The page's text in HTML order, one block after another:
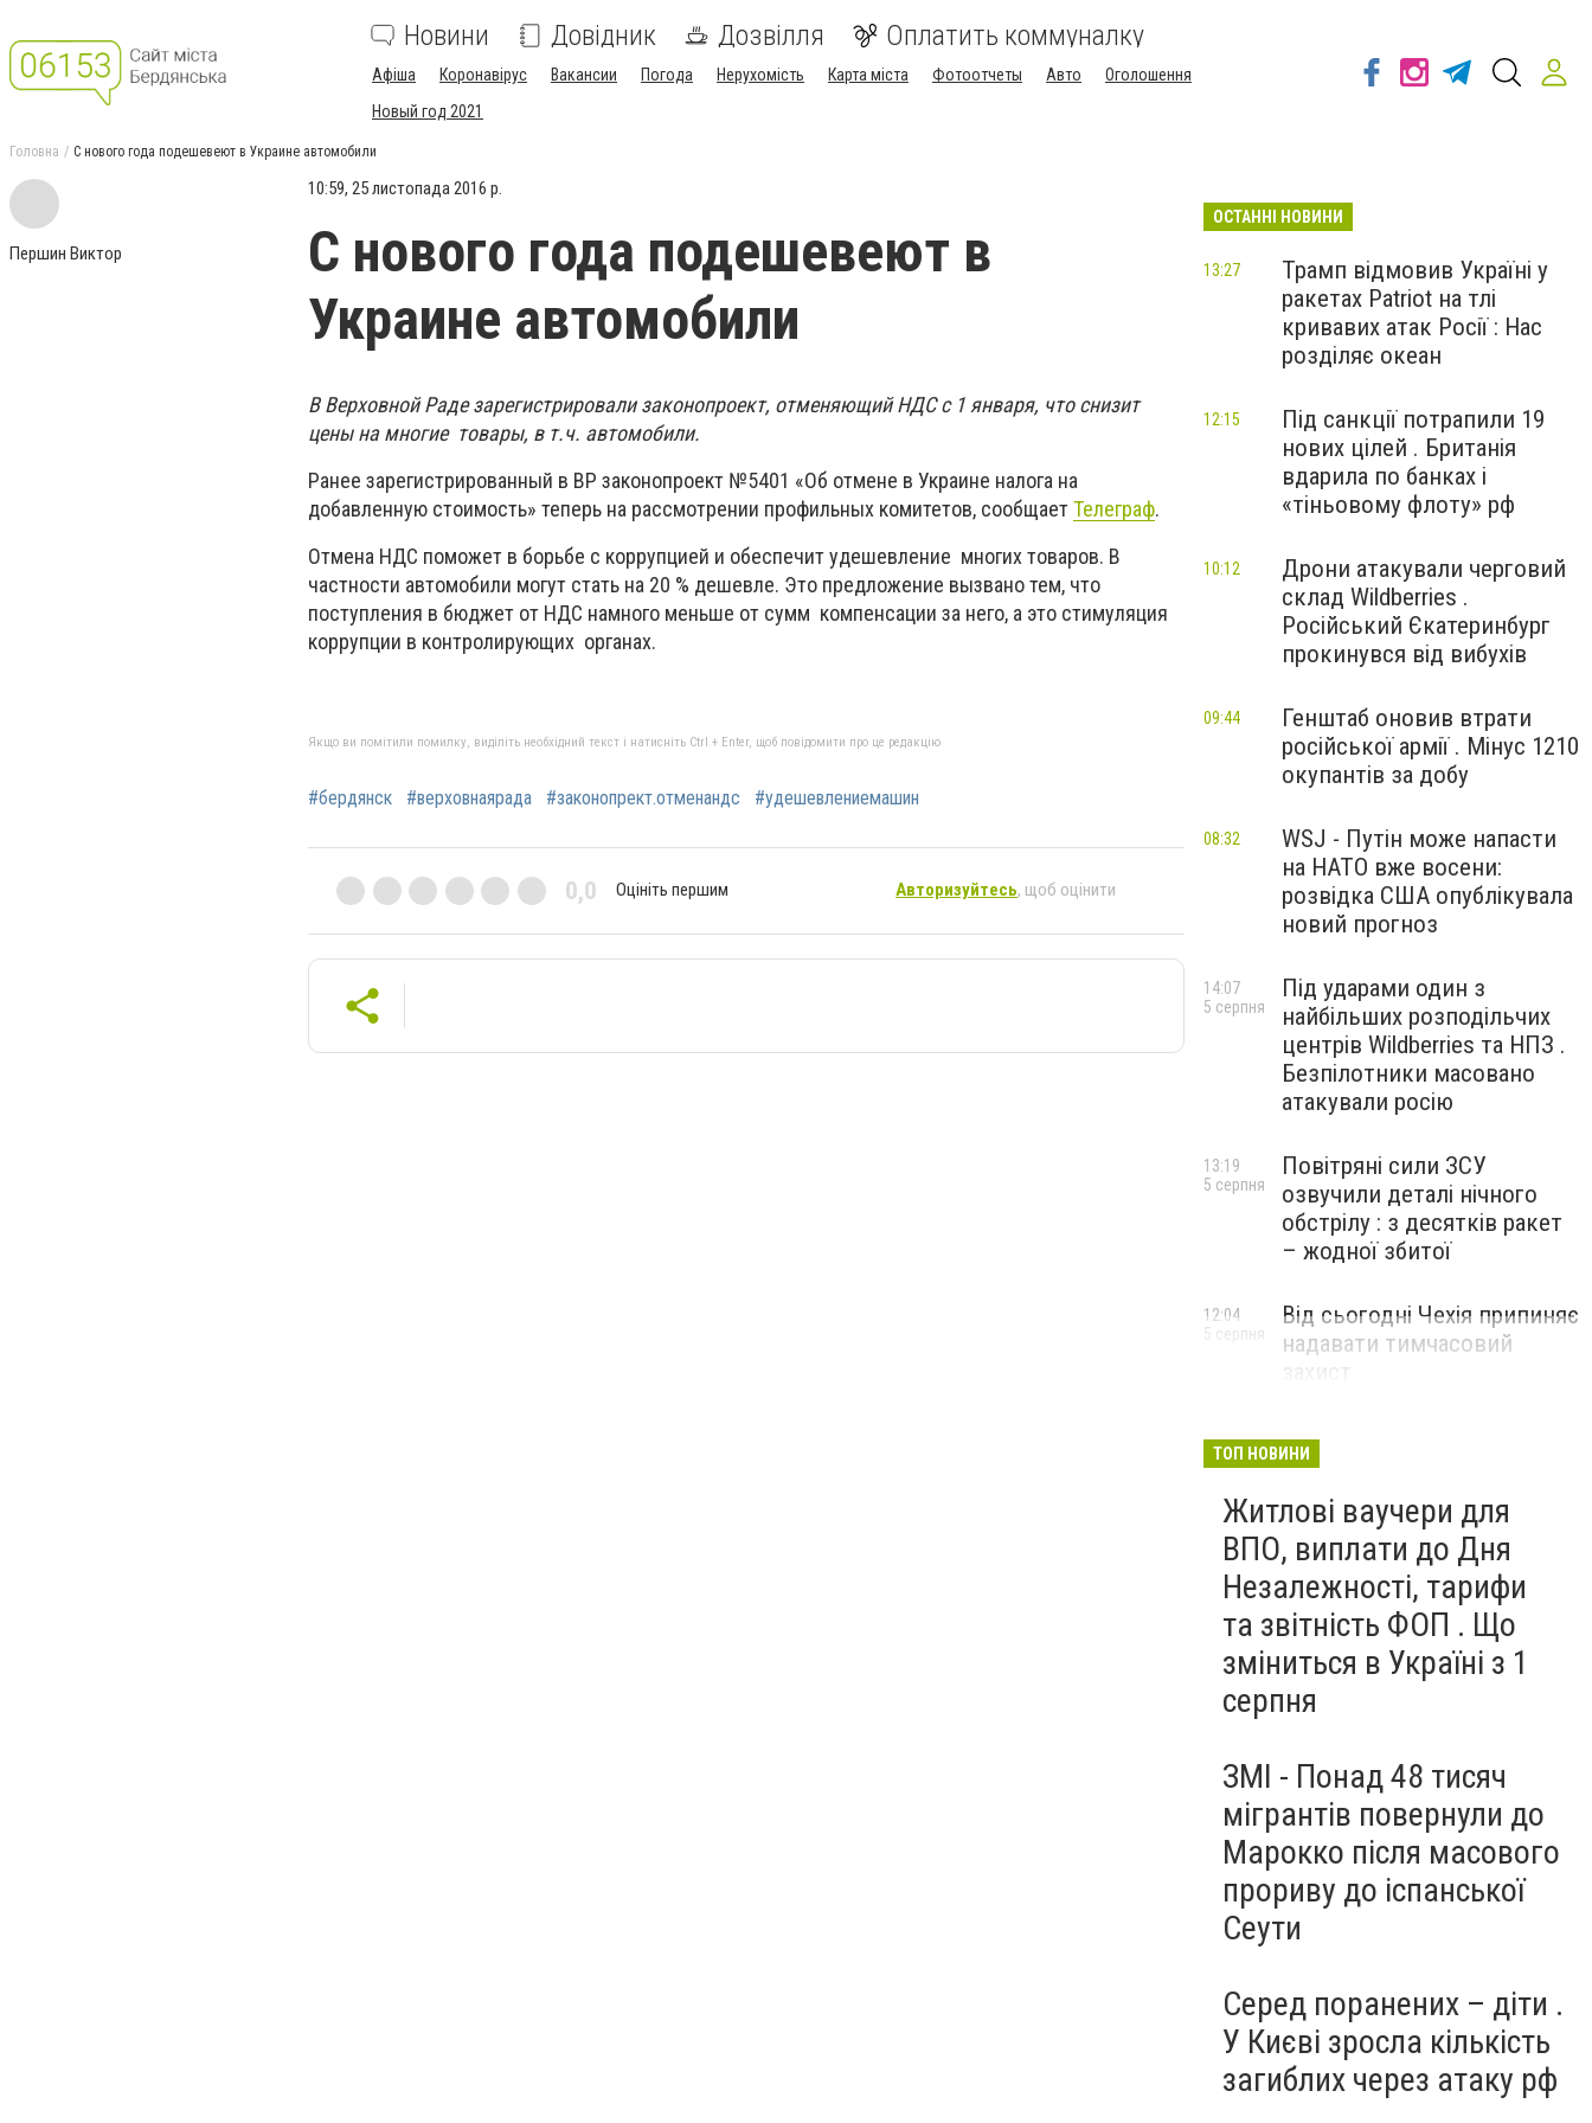
Новини Довідник Дозвілля Оплатить коммуналку
Афіша Коронавірус Вакансии Погода Нерухомість Карта міста Фотоотчеты Авто
Оголошення
Новый год 2021
Головна С нового года подешевеют в Украине автомобили
Першин Виктор
10:59, 25 листопада 2016 р.
С нового года подешевеют в
Украине автомобили
В Верховной Раде зарегистрировали законопроект, отменяющий НДС с 1 января, что снизит
цены на многие товары, в т.ч. автомобили.
Ранее зарегистрированный в ВР законопроект №5401 «Об отмене в Украине налога на
добавленную стоимость» теперь на рассмотрении профильных комитетов, сообщаетТелеграф.
Отмена НДС поможет в борьбе с коррупцией и обеспечит удешевление многих товаров. В
частности автомобили могут стать на 20 % дешевле. Это предложение вызвано тем, что
поступления в бюджет от НДС намного меньше от сумм компенсации за него, а это стимуляция
коррупции в контролирующих органах.
Якщо ви помітили помилку, виділіть необхідний текст і натисніть Ctrl + Enter, щоб повідомити про це редакцію
#бердянск #верховнаярада #законопрект.отменандс #удешевлениемашин
0,0 Оцініть першим Авторизуйтесь, щоб оцінити
ОСТАННІ НОВИНИ
Трамп відмовив Україні у
ракетах Patriot на тлі
кривавих атак Росії : Нас
розділяє океан
13:27
Під санкції потрапили 19
нових цілей . Британія
вдарила по банках і
«тіньовому флоту» рф
12:15
Дрони атакували черговий
склад Wildberries .
Російський Єкатеринбург
прокинувся від вибухів
10:12
Генштаб оновив втрати
російської армії . Мінус 1210
окупантів за добу
09:44
WSJ - Путін може напасти
на НАТО вже восени:
розвідка США опублікувала
новий прогноз
08:32
Під ударами один з
найбільших розподільчих
центрів Wildberries та НПЗ .
Безпілотники масовано
атакували росію
14:07
5 серпня
Повітряні сили ЗСУ
озвучили деталі нічного
обстрілу : з десятків ракет
– жодної збитої
13:19
5 серпня
Від сьогодні Чехія припиняє
надавати тимчасовий
12:04
5 серпня
ТОП НОВИНИ
Житлові ваучери для
ВПО, виплати до Дня
Незалежності, тарифи
та звітність ФОП . Що
зміниться в Україні з 1
серпня
ЗМІ - Понад 48 тисяч
мігрантів повернули до
Марокко після масового
прориву до іспанської
Сеути
Серед поранених – діти .
У Києві зросла кількість
загиблих через атаку рф